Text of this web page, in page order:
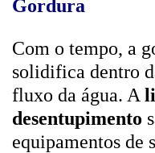
Gordura
Com o tempo, a
solidifica dentro
fluxo da água. A
desentupimento
equipamentos de